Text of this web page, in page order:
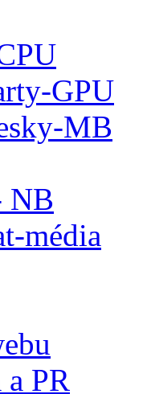
GPU
MB
NB
média
a PR